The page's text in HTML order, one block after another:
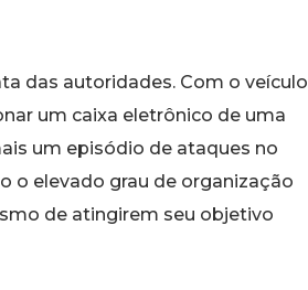
das autoridades. Com o veículo
um caixa eletrônico de uma
um episódio de ataques no
o elevado grau de organização
de atingirem seu objetivo